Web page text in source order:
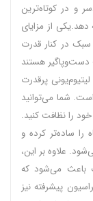
و در کوتاه‌ترین
از مزایای
سبک در کنار قدرت
دست‌وپاگیر هستند
پرقدرت
شما می‌توانید
را نظافت کنید.
ساده‌تر کرده و
علاوه بر این،
باعث می‌شود که
پیشرفته نیز